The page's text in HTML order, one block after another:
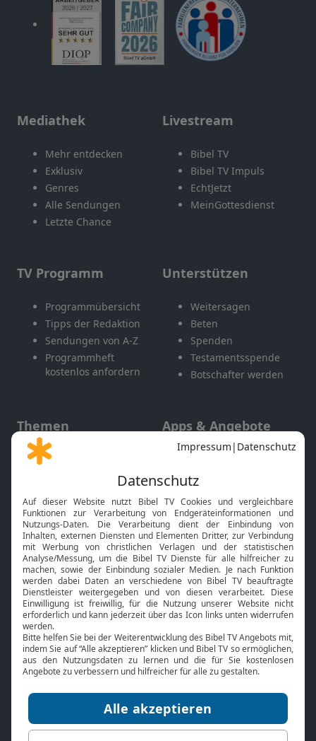
Mediathek
Mehr entdecken
Exklusiv
Genres
Alle Sendungen
Letzte Chance
Livestream
Bibel TV
Bibel TV Impuls
EchtJetzt
MeinGottesdienst
TV Programm
Programmübersicht
Tipps der Redaktion
Sendungen von A-Z
Programmheft
kostenlos anfordern
Unterstützen
Weitersagen
Beten
Spenden
Testamentsspende
Botschafter werden
Themen
Gott und Bibel erklärt
Neuigkeiten
Apps & Angebote
Mobile App
Smart TV
HbbTV
Bibelthek Online-Bibel
Nächster Gottesdienst
Bibel TV
Über uns
Jobs
Mediadaten
Service
Kontakt
TV-Empfang